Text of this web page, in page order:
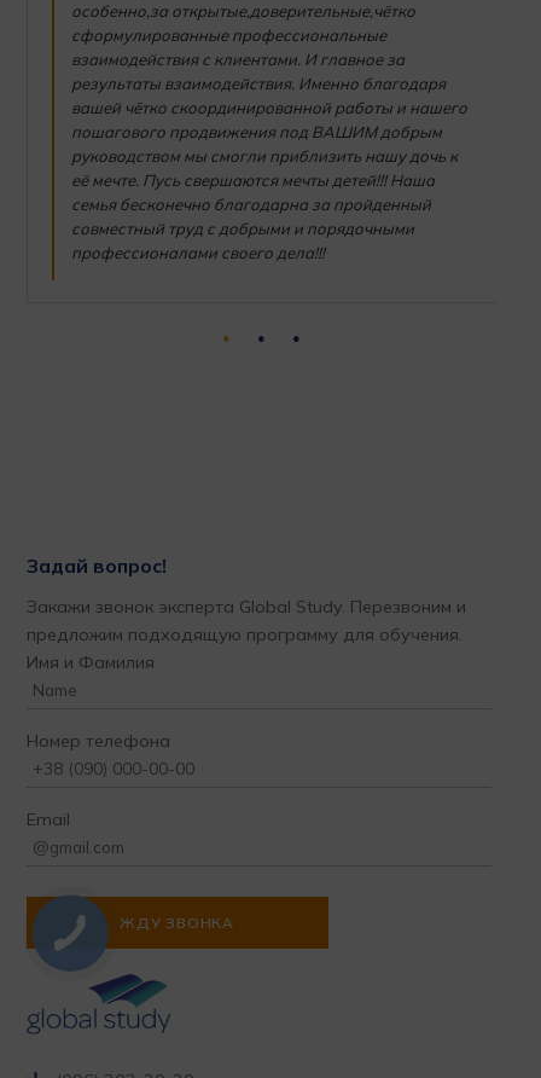
особенно,за открытые,доверительные,чётко
сформулированные профессиональные
взаимодействия с клиентами. И главное за
результаты взаимодействия. Именно благодаря
вашей чётко скоординированной работы и нашего
пошагового продвижения под ВАШИМ добрым
руководством мы смогли приблизить нашу дочь к
её мечте. Пусь свершаются мечты детей!!! Наша
семья бесконечно благодарна за пройденный
совместный труд с добрыми и порядочными
профессионалами своего дела!!!
Задай вопрос!
Закажи звонок эксперта Global Study. Перезвоним и
предложим подходящую программу для обучения.
Имя и Фамилия
Номер телефона
Email